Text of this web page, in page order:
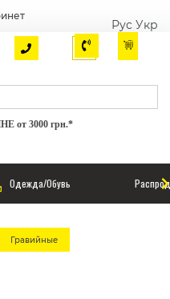
Рус Укр
от 3000 грн.*
Обувь Распродажа
Гравийные